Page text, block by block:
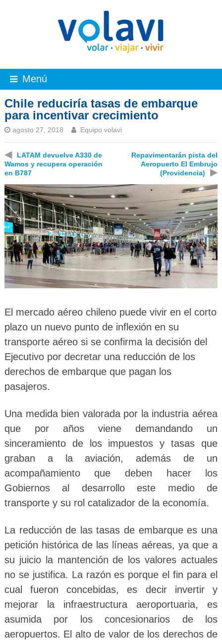
Menú
Chile reduciría tasas de embarque
para incentivar crecimiento
agosto 27, 2018 Equipo volavi
◀
LATAM devuelve A330 de
Wamos y recupera operación
en B787
Repavimentarán pista del
Aeropuerto El Embrujo
(Providencia)
▶
El mercado aéreo chileno puede vivir en el corto
plazo un nuevo punto de inflexión en su
transporte aéreo si se confirma la decisión del
Ejecutivo por decretar una reducción de los
derechos de embarque que pagan los
pasajeros.
Una medida bien valorada por la industria aérea
que por años viene demandando un
sinceramiento de los impuestos y tasas que
graban a la aviación, además de un
acompañamiento que deben hacer los
Gobiernos al desarrollo este medio de
transporte y su rol catalizador de la economía.
La reducción de las tasas de embarque es una
petición histórica de las líneas aéreas, ya que a
su juicio la mantención de los valores actuales
no se justifica. La razón es porque el fin para el
cual fueron concebidas, es decir invertir y
mejorar la infraestructura aeroportuaria, es
asumida por los concesionarios de los
aeropuertos. El alto de valor de los derechos de